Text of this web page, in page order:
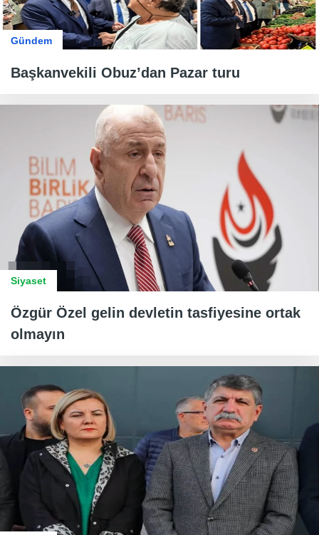
Gündem
Başkanvekili Obuz’dan Pazar turu
Siyaset
Özgür Özel gelin devletin tasfiyesine ortak
olmayın